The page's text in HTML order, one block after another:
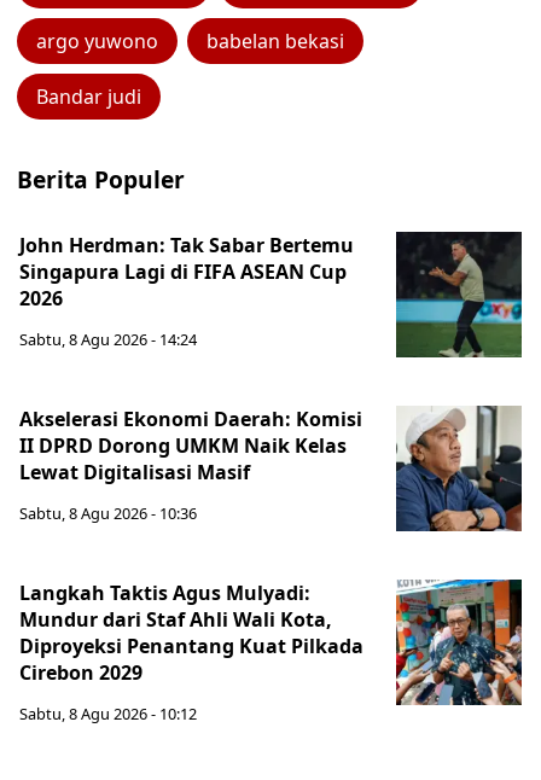
argo yuwono babelan bekasi
Bandar judi
Berita Populer
John Herdman: Tak Sabar Bertemu
Singapura Lagi di FIFA ASEAN Cup
2026
Sabtu, 8 Agu 2026 - 14:24
Akselerasi Ekonomi Daerah: Komisi
II DPRD Dorong UMKM Naik Kelas
Lewat Digitalisasi Masif
Sabtu, 8 Agu 2026 - 10:36
Langkah Taktis Agus Mulyadi:
Mundur dari Staf Ahli Wali Kota,
Diproyeksi Penantang Kuat Pilkada
Cirebon 2029
Sabtu, 8 Agu 2026 - 10:12